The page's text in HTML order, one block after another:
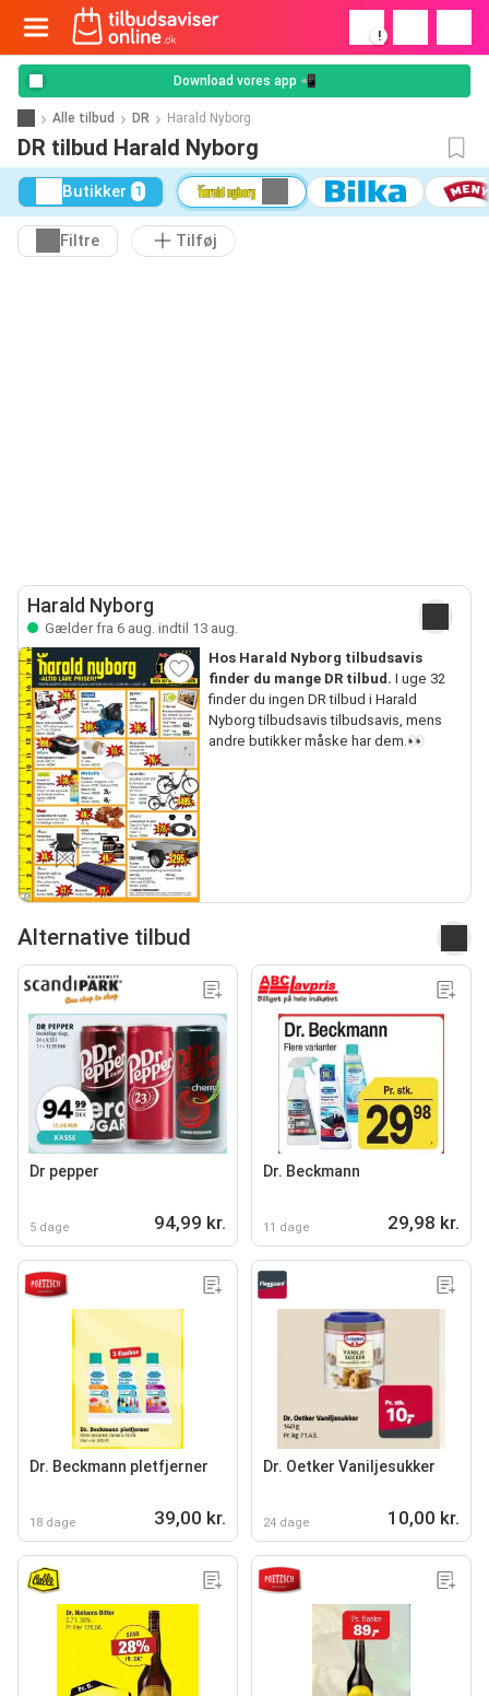
!
Download vores app 📲
Alle tilbud DR Harald Nyborg
DR tilbud Harald Nyborg
Butikker 1
Filtre Tilføj
Harald Nyborg
Gælder fra 6 aug. indtil 13 aug.
Hos Harald Nyborg tilbudsavis
finder du mange DR tilbud. I uge 32
finder du ingen DR tilbud i Harald
Nyborg tilbudsavis tilbudsavis, mens
andre butikker måske har dem.👀
Alternative tilbud
Dr pepper
5 dage 94,99 kr.
Dr. Beckmann
11 dage 29,98 kr.
Dr. Beckmann pletfjerner
18 dage 39,00 kr.
Dr. Oetker Vaniljesukker
24 dage 10,00 kr.